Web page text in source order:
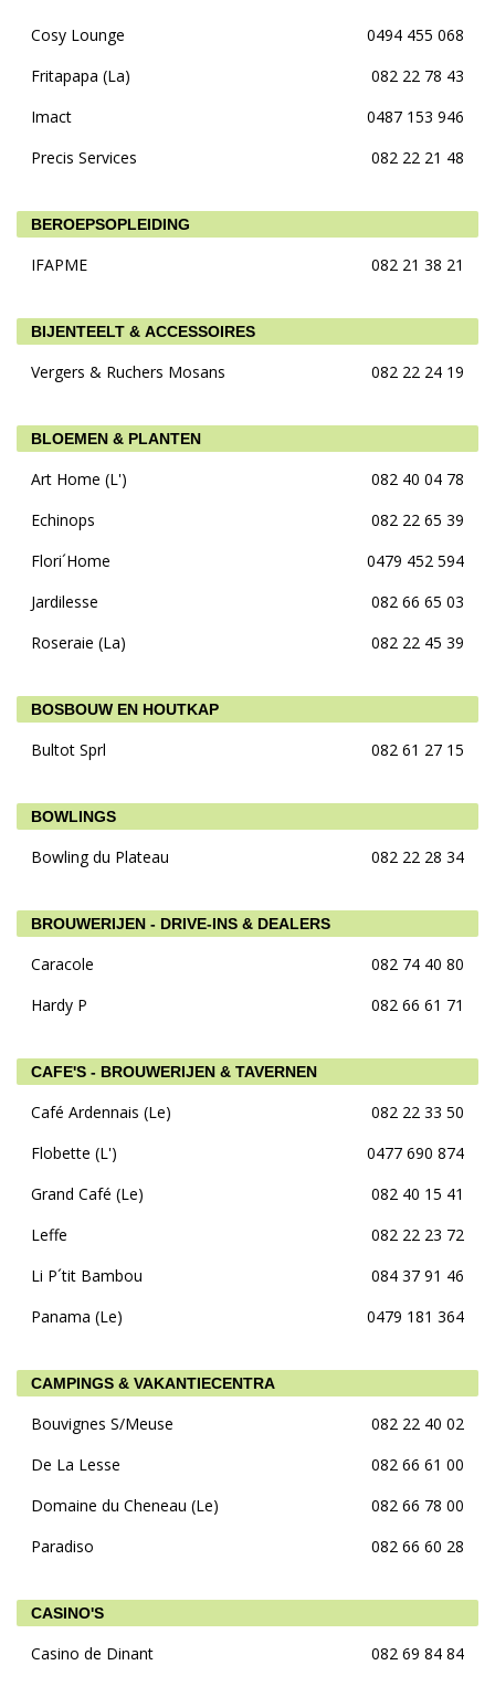
Cosy Lounge
0494 455 068
Fritapapa (La)
082 22 78 43
Imact
0487 153 946
Precis Services
082 22 21 48
BEROEPSOPLEIDING
IFAPME 082 21 38 21
BIJENTEELT & ACCESSOIRES
Vergers & Ruchers Mosans 082 22 24 19
BLOEMEN & PLANTEN
Art Home (L')
082 40 04 78
Echinops
082 22 65 39
Flori´Home
0479 452 594
Jardilesse
082 66 65 03
Roseraie (La)
082 22 45 39
BOSBOUW EN HOUTKAP
Bultot Sprl 082 61 27 15
BOWLINGS
Bowling du Plateau 082 22 28 34
BROUWERIJEN - DRIVE-INS & DEALERS
Caracole
082 74 40 80
Hardy P
082 66 61 71
CAFE'S - BROUWERIJEN & TAVERNEN
Café Ardennais (Le)
082 22 33 50
Flobette (L')
0477 690 874
Grand Café (Le)
082 40 15 41
Leffe
082 22 23 72
Li P´tit Bambou
084 37 91 46
Panama (Le)
0479 181 364
CAMPINGS & VAKANTIECENTRA
Bouvignes S/Meuse
082 22 40 02
De La Lesse
082 66 61 00
Domaine du Cheneau (Le)
082 66 78 00
Paradiso
082 66 60 28
CASINO'S
Casino de Dinant 082 69 84 84